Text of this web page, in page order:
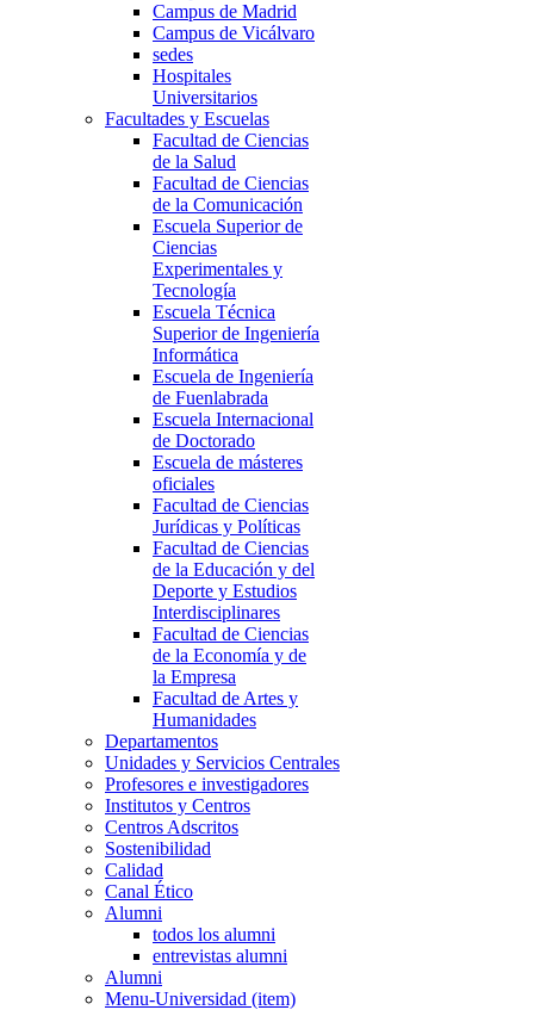
Campus de Madrid
Campus de Vicálvaro
sedes
Hospitales
Universitarios
Facultades y Escuelas
Facultad de Ciencias
de la Salud
Facultad de Ciencias
de la Comunicación
Escuela Superior de
Ciencias
Experimentales y
Tecnología
Escuela Técnica
Superior de Ingeniería
Informática
Escuela de Ingeniería
de Fuenlabrada
Escuela Internacional
de Doctorado
Escuela de másteres
oficiales
Facultad de Ciencias
Jurídicas y Políticas
Facultad de Ciencias
de la Educación y del
Deporte y Estudios
Interdisciplinares
Facultad de Ciencias
de la Economía y de
la Empresa
Facultad de Artes y
Humanidades
Departamentos
Unidades y Servicios Centrales
Profesores e investigadores
Institutos y Centros
Centros Adscritos
Sostenibilidad
Calidad
Canal Ético
Alumni
todos los alumni
entrevistas alumni
Alumni
Menu-Universidad (item)